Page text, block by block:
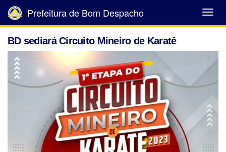
Abrir
Menu
Prefeitura de Bom Despacho
BD sediará Circuito Mineiro de Karatê